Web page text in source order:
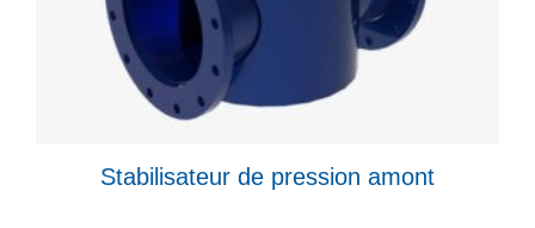
Stabilisateur de pression amont